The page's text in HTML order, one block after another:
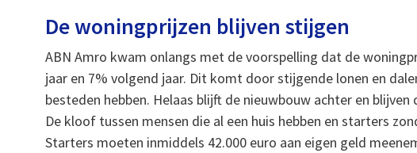
De woningprijzen blijven stijgen
ABN Amro kwam onlangs met de voorspelling dat de
jaar en 7% volgend jaar. Dit komt door stijgende lonen en
besteden hebben. Helaas blijft de nieuwbouw achter en
De kloof tussen mensen die al een huis hebben en starters
Starters moeten inmiddels 42.000 euro aan eigen geld